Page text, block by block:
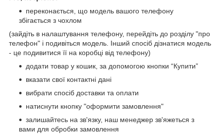
переконається, що модель вашого телефону
збігається з чохлом
(зайдіть в налаштування телефону, перейдіть до розділу "про
телефон" і подивіться модель. Інший спосіб дізнатися модель
- це подивитися її на коробці від телефону)
додати товар у кошик, за допомогою кнопки “Купити”
вказати свої контактні дані
вибрати спосіб доставки та оплати
натиснути кнопку "оформити замовлення"
залишайтесь на зв'язку, наш менеджер зв'яжеться з
вами для обробки замовлення